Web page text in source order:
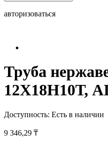
авторизоваться
Труба
12Х18Н10Т,
Доступность: Есть в наличии
9 346,29 ₸